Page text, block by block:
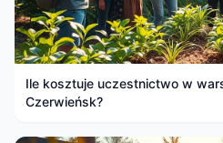
Ile kosztuje uczestnictwo w
Czerwieńsk?